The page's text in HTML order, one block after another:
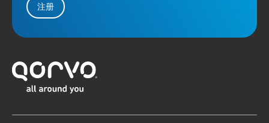
注册